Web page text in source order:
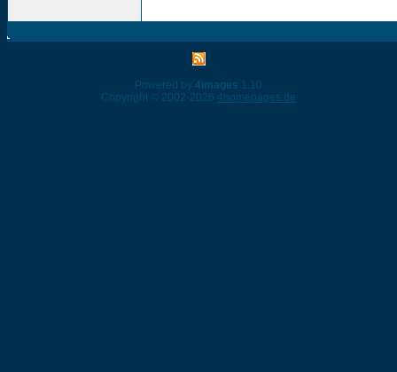
Powered by 4images 1.10
Copyright © 2002-2026 4homepages.de